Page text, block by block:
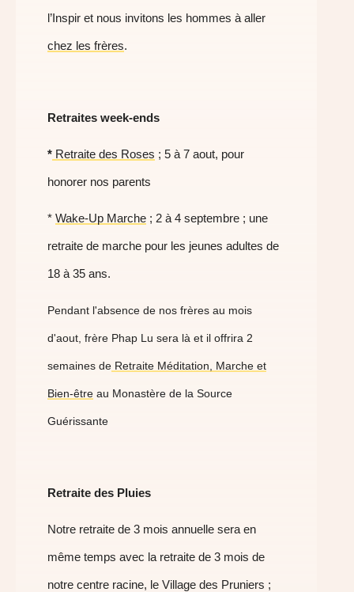
l’Inspir et nous invitons les hommes à aller
chez les frères.
Retraites week-ends
* Retraite des Roses ; 5 à 7 aout, pour
honorer nos parents
* Wake-Up Marche ; 2 à 4 septembre ; une
retraite de marche pour les jeunes adultes de
18 à 35 ans.
Pendant l'absence de nos frères au mois
d'aout, frère Phap Lu sera là et il offrira 2
semaines de Retraite Méditation, Marche et
Bien-être au Monastère de la Source
Guérissante
Retraite des Pluies
Notre retraite de 3 mois annuelle sera en
même temps avec la retraite de 3 mois de
notre centre racine, le Village des Pruniers ;